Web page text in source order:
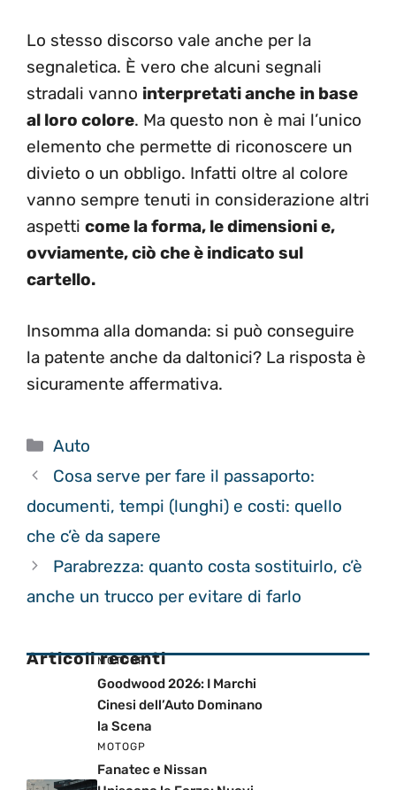
Lo stesso discorso vale anche per la
segnaletica. È vero che alcuni segnali
stradali vanno interpretati anche in base
al loro colore. Ma questo non è mai l’unico
elemento che permette di riconoscere un
divieto o un obbligo. Infatti oltre al colore
vanno sempre tenuti in considerazione altri
aspetti come la forma, le dimensioni e,
ovviamente, ciò che è indicato sul
cartello.
Insomma alla domanda: si può conseguire
la patente anche da daltonici? La risposta è
sicuramente affermativa.
Categorie
Auto
Cosa serve per fare il passaporto:
documenti, tempi (lunghi) e costi: quello
che c’è da sapere
Parabrezza: quanto costa sostituirlo, c’è
anche un trucco per evitare di farlo
Articoli recenti
MOTOGP
Goodwood 2026: I Marchi
Cinesi dell’Auto Dominano
la Scena
MOTOGP
Fanatec e Nissan